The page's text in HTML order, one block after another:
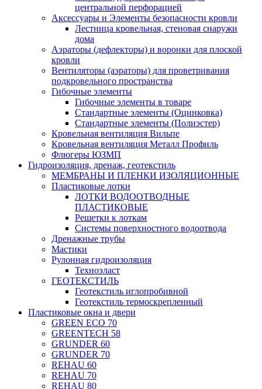
центральной перфорацией
Аксессуары и Элементы безопасности кровли
Лестница кровельная, стеновая снаружи
дома
Аэраторы (дефлекторы) и воронки для плоской
кровли
Вентиляторы (аэраторы) для проветривания
подкровельного пространства
Гибочные элементы
Гибочные элементы в товаре
Стандартные элементы (Оцинковка)
Стандартные элементы (Полиэстер)
Кровельная вентиляция Вильпе
Кровельная вентиляция Металл Профиль
Флюгеры ЮЗМП
Гидроизоляция, дренаж, геотекстиль
МЕМБРАНЫ И ПЛЕНКИ ИЗОЛЯЦИОННЫЕ
Пластиковые лотки
ЛОТКИ ВОДООТВОДНЫЕ
ПЛАСТИКОВЫЕ
Решетки к лоткам
Системы поверхностного водоотвода
Дренажные трубы
Мастики
Рулонная гидроизоляция
Техноэласт
ГЕОТЕКСТИЛЬ
Геотекстиль иглопробивной
Геотекстиль термоскрепленный
Пластиковые окна и двери
GREEN ECO 70
GREENTECH 58
GRUNDER 60
GRUNDER 70
REHAU 60
REHAU 70
REHAU 80